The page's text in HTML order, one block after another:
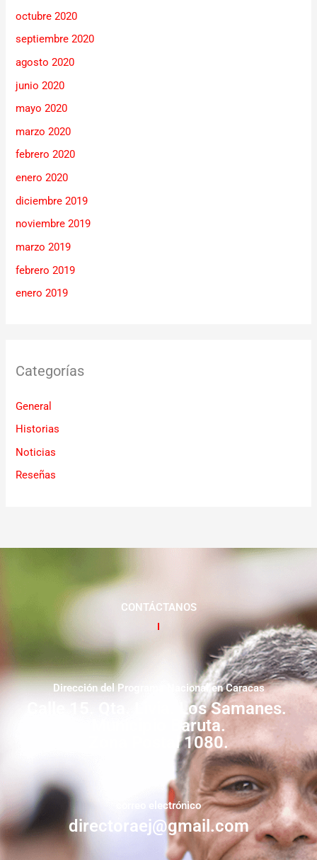
octubre 2020
septiembre 2020
agosto 2020
junio 2020
mayo 2020
marzo 2020
febrero 2020
enero 2020
diciembre 2019
noviembre 2019
marzo 2019
febrero 2019
enero 2019
Categorías
General
Historias
Noticias
Reseñas
CONTÁCTANOS
Dirección del Programa Nacional en Caracas
Calle 15. Qta. Livia. Los Samanes.
Municipio Baruta.
Zona Postal 1080.
correo electrónico
directoraej@gmail.com